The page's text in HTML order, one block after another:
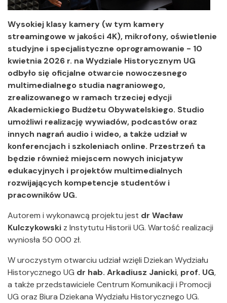
Wysokiej klasy kamery (w tym kamery
streamingowe w jakości 4K), mikrofony, oświetlenie
studyjne i specjalistyczne oprogramowanie - 10
kwietnia 2026 r. na Wydziale Historycznym UG
odbyło się oficjalne otwarcie nowoczesnego
multimedialnego studia nagraniowego,
zrealizowanego w ramach trzeciej edycji
Akademickiego Budżetu Obywatelskiego. Studio
umożliwi realizację wywiadów, podcastów oraz
innych nagrań audio i wideo, a także udział w
konferencjach i szkoleniach online. Przestrzeń ta
będzie również miejscem nowych inicjatyw
edukacyjnych i projektów multimedialnych
rozwijających kompetencje studentów i
pracowników UG.
Autorem i wykonawcą projektu jest dr Wacław
Kulczykowski z Instytutu Historii UG. Wartość realizacji
wyniosła 50 000 zł.
W uroczystym otwarciu udział wzięli Dziekan Wydziału
Historycznego UG dr hab. Arkadiusz Janicki, prof. UG,
a także przedstawiciele Centrum Komunikacji i Promocji
UG oraz Biura Dziekana Wydziału Historycznego UG.